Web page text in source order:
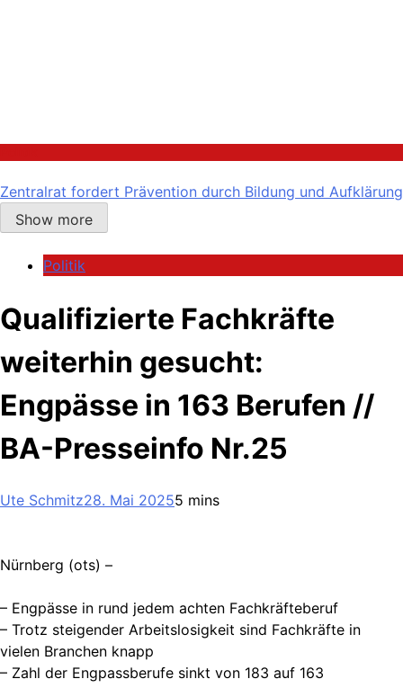
Zentralrat fordert Prävention durch Bildung und Aufklärung
Show more
Politik
Qualifizierte Fachkräfte
weiterhin gesucht:
Engpässe in 163 Berufen //
BA-Presseinfo Nr.25
Ute Schmitz28. Mai 20255 mins
Nürnberg (ots) –
– Engpässe in rund jedem achten Fachkräfteberuf
– Trotz steigender Arbeitslosigkeit sind Fachkräfte in
vielen Branchen knapp
– Zahl der Engpassberufe sinkt von 183 auf 163